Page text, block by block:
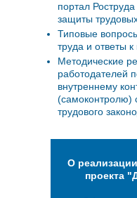
портал
защиты
Типовые
труда и ответы
Методические
работодателей
внутреннему
(самоконтролю)
трудового
О
проекта